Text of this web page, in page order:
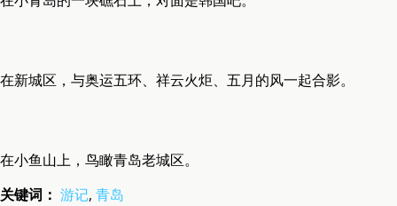
在新城区，与奥运五环、祥云火炬、五月的风一起合影。
在小鱼山上，鸟瞰青岛老城区。
关键词： 游记, 青岛